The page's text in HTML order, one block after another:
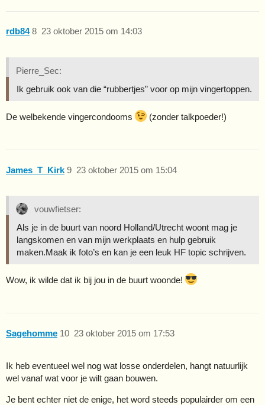
rdb84 23 oktober 2015 om 14:03
8
Pierre_Sec:
Ik gebruik ook van die “rubbertjes” voor op mijn vingertoppen.
De welbekende vingercondooms (zonder talkpoeder!)
James_T_Kirk 23 oktober 2015 om 15:04
9
vouwfietser:
Als je in de buurt van noord Holland/Utrecht woont mag je
langskomen en van mijn werkplaats en hulp gebruik
maken.Maak ik foto’s en kan je een leuk HF topic schrijven.
Wow, ik wilde dat ik bij jou in de buurt woonde!
Sagehomme 23 oktober 2015 om 17:53
10
Ik heb eventueel wel nog wat losse onderdelen, hangt natuurlijk
wel vanaf wat voor je wilt gaan bouwen.
Je bent echter niet de enige, het word steeds populairder om een